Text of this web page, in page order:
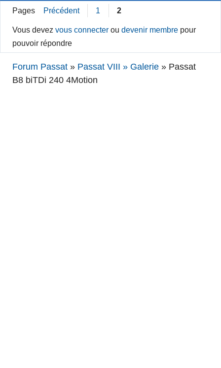
Pages Précédent 1 2
Vous devezvous connecter oudevenir membre pour
pouvoir répondre
Forum Passat » Passat VIII » Galerie » Passat
B8 biTDi 240 4Motion